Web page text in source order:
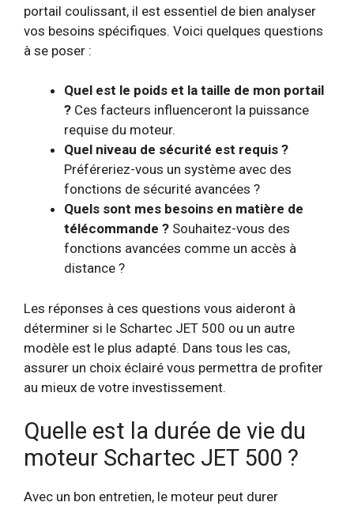
portail coulissant, il est essentiel de bien analyser
vos besoins spécifiques. Voici quelques questions
à se poser :
Quel est le poids et la taille de mon portail
? Ces facteurs influenceront la puissance
requise du moteur.
Quel niveau de sécurité est requis ?
Préféreriez-vous un système avec des
fonctions de sécurité avancées ?
Quels sont mes besoins en matière de
télécommande ? Souhaitez-vous des
fonctions avancées comme un accès à
distance ?
Les réponses à ces questions vous aideront à
déterminer si le Schartec JET 500 ou un autre
modèle est le plus adapté. Dans tous les cas,
assurer un choix éclairé vous permettra de profiter
au mieux de votre investissement.
Quelle est la durée de vie du
moteur Schartec JET 500 ?
Avec un bon entretien, le moteur peut durer